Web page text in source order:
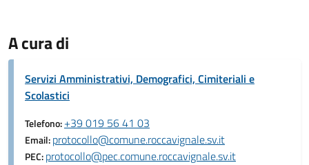
A cura di
Servizi Amministrativi, Demografici, Cimiteriali e
Scolastici
Telefono:+39 019 56 41 03
Email:protocollo@comune.roccavignale.sv.it
PEC:protocollo@pec.comune.roccavignale.sv.it